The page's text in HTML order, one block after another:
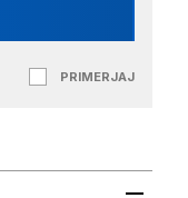
PRIMERJAJ